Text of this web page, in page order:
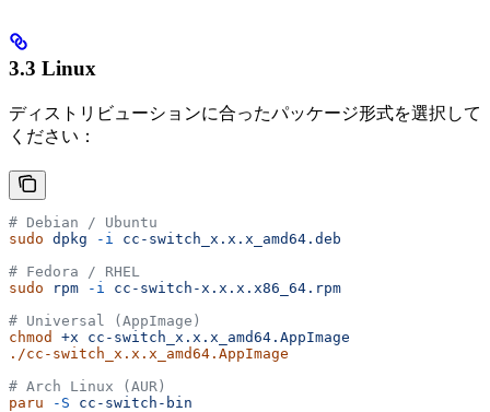
3.3 Linux
ディストリビューションに合ったパッケージ形式を選択して
ください：
# Debian / Ubuntu
sudo dpkg -i
cc-switch_x.x.x_amd64.deb
# Fedora / RHEL
sudo rpm -i
cc-switch-x.x.x.x86_64.rpm
# Universal (AppImage)
chmod
+x cc-switch_x.x.x_amd64.AppImage
./cc-switch_x.x.x_amd64.AppImage
# Arch Linux (AUR)
paru -S cc-switch-bin